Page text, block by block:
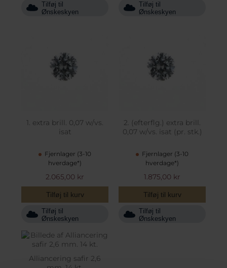
Tilføj til
Ønskeskyen
Tilføj til
Ønskeskyen
1. extra brill. 0,07 w/vs.
isat
Fjernlager (3-10
hverdage*)
2.065,00 kr
Tilføj til kurv
Tilføj til
Ønskeskyen
2. (efterflg.) extra brill.
0,07 w/vs. isat (pr. stk.)
Fjernlager (3-10
hverdage*)
1.875,00 kr
Tilføj til kurv
Tilføj til
Ønskeskyen
Alliancering safir 2,6